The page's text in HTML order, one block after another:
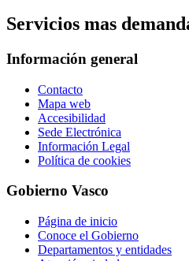
Servicios mas
Información general
Contacto
Mapa web
Accesibilidad
Sede Electrónica
Información Legal
Política de cookies
Gobierno Vasco
Página de inicio
Conoce el Gobierno
Departamentos y entidades